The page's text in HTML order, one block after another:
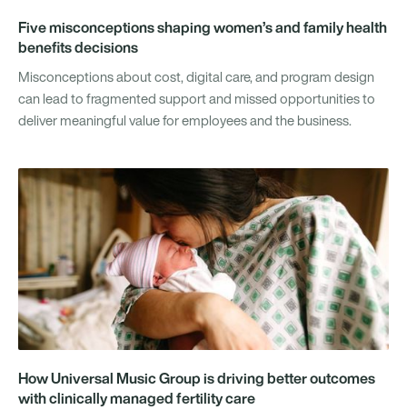
Five misconceptions shaping women’s and family health
benefits decisions
Misconceptions about cost, digital care, and program design
can lead to fragmented support and missed opportunities to
deliver meaningful value for employees and the business.
How Universal Music Group is driving better outcomes
with clinically managed fertility care